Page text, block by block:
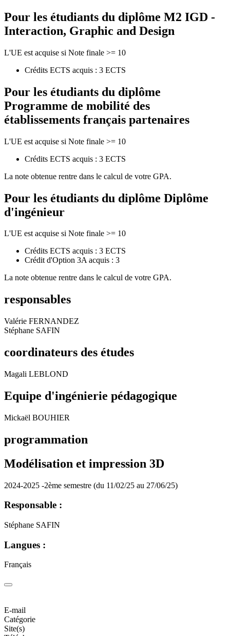
Pour les étudiants du diplôme M2 IGD -
Interaction, Graphic and Design
L'UE est acquise si Note finale >= 10
Crédits ECTS acquis : 3 ECTS
Pour les étudiants du diplôme
Programme de mobilité des
établissements français partenaires
L'UE est acquise si Note finale >= 10
Crédits ECTS acquis : 3 ECTS
La note obtenue rentre dans le calcul de votre GPA.
Pour les étudiants du diplôme Diplôme
d'ingénieur
L'UE est acquise si Note finale >= 10
Crédits ECTS acquis : 3 ECTS
Crédit d'Option 3A acquis : 3
La note obtenue rentre dans le calcul de votre GPA.
responsables
Valérie FERNANDEZ
Stéphane SAFIN
coordinateurs des études
Magali LEBLOND
Equipe d'ingénierie pédagogique
Mickaël BOUHIER
programmation
Modélisation et impression 3D
2024-2025 -2ème semestre (du 11/02/25 au 27/06/25)
Responsable :
Stéphane SAFIN
Langues :
Français
E-mail
Catégorie
Site(s)